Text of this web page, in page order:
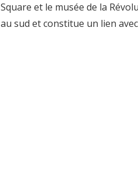
Square et le musée de la
au sud et constitue un lien